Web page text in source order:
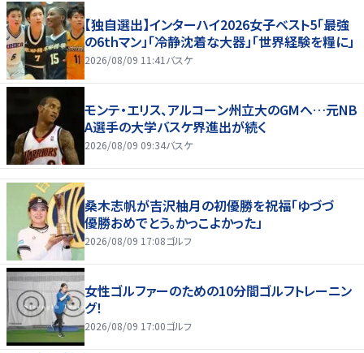
【独自選出】インターハイ2026女子ベスト5「最強
の6thマン」「冷静沈着な大器」「世界経験を糧に」
2026/08/09 11:41 バスケ
モンテ・エリス、アルコーン州立大のGMへ…元NB
A選手の大学バスケ界進出が続く
2026/08/09 09:34バスケ
桑木志帆が吉沢柚月の初優勝を祝福「ゆづづ
優勝おめでとう。かっこよかった」
2026/08/09 17:08ゴルフ
女性ゴルファーのための10分間ゴルフトレーニン
グ！
2026/08/09 17:00ゴルフ